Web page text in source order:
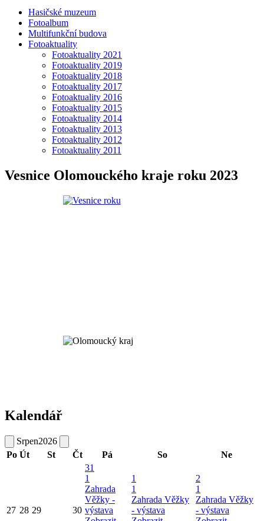
Hasičské muzeum
Fotoalbum
Multifunkční budova
Fotoaktuality
Fotoaktuality 2021
Fotoaktuality 2019
Fotoaktuality 2018
Fotoaktuality 2017
Fotoaktuality 2016
Fotoaktuality 2015
Fotoaktuality 2014
Fotoaktuality 2013
Fotoaktuality 2012
Fotoaktuality 2011
Vesnice Olomouckého kraje roku 2023
Kalendář
Srpen2026
Po Út St Čt Pá So Ne
27 28 29 30
31
1
Zahrada
Věžky -
výstava
1
1
Zahrada Věžky
- výstava
2
1
Zahrada Věžky
- výstava